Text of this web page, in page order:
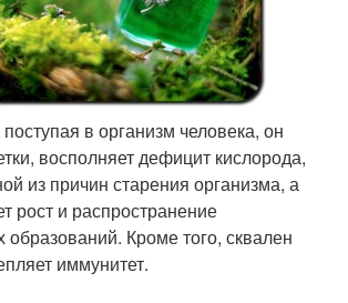
в организм человека, он
восполняет дефицит кислорода,
из причин старения организма, а
рост и распространение
образований. Кроме того, сквален
иммунитет.